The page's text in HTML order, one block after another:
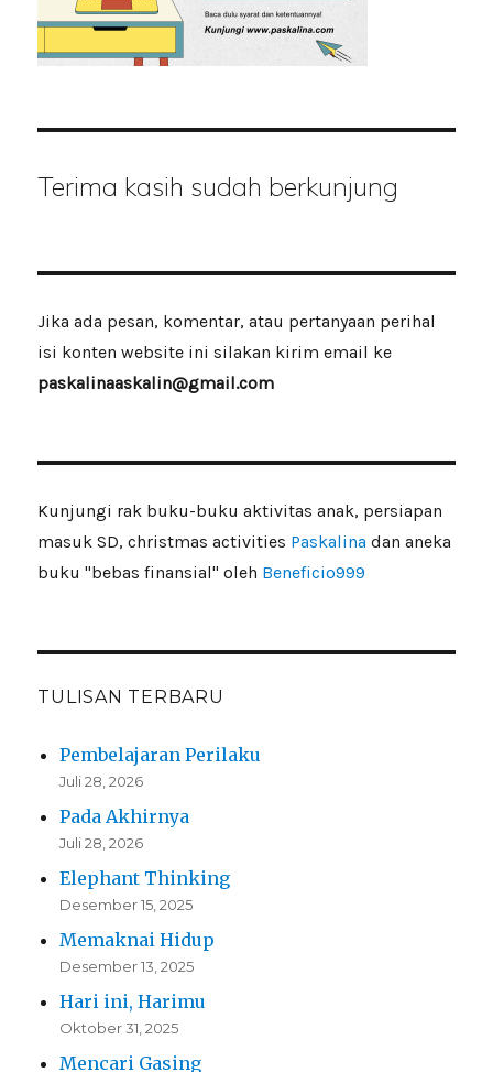
Terima kasih sudah berkunjung
Jika ada pesan, komentar, atau pertanyaan perihal
isi konten website ini silakan kirim email ke
paskalinaaskalin@gmail.com
Kunjungi rak buku-buku aktivitas anak, persiapan
masuk SD, christmas activities Paskalinadan aneka
buku "bebas finansial" oleh Beneficio999
TULISAN TERBARU
Pembelajaran Perilaku
Juli 28, 2026
Pada Akhirnya
Juli 28, 2026
Elephant Thinking
Desember 15, 2025
Memaknai Hidup
Desember 13, 2025
Hari ini, Harimu
Oktober 31, 2025
Mencari Gasing